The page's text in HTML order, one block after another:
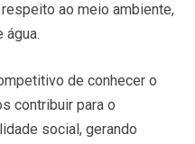
ao meio ambiente,
de conhecer o
contribuir para o
social, gerando